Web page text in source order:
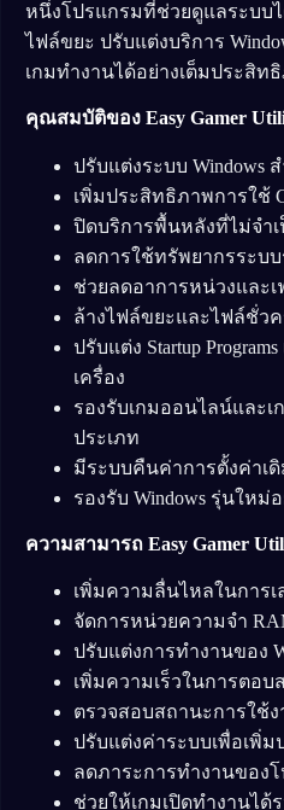
หนึ่งโปรแกรมที่ช่วยดูแลระบบไ
ไฟล์ขยะ ปรับแต่งบริการ
เกมทำงานได้อย่างเต็มประสิท
คุณสมบัติของ Easy Gamer
ปรับแต่งระบบ Windows
เพิ่มประสิทธิภาพการใช้
ปิดบริการพื้นหลังที่ไม่จำ
ลดการใช้ทรัพยากรระบบ
ช่วยลดอาการหน่วงและเ
ล้างไฟล์ขยะและไฟล์ชั่ว
ปรับแต่ง Startup
เครื่อง
รองรับเกมออนไลน์และ
ประเภท
มีระบบคืนค่าการตั้งค่าเดิ
รองรับ Windows รุ่นใหม่
ความสามารถ Easy Gamer
เพิ่มความลื่นไหลในการ
จัดการหน่วยความจำ
ปรับแต่งการทำงานของ
เพิ่มความเร็วในการตอบ
ตรวจสอบสถานะการใช้
ปรับแต่งค่าระบบเพื่อเพิ่ม
ลดภาระการทำงานของ
ช่วยให้เกมเปิดทำงานได้